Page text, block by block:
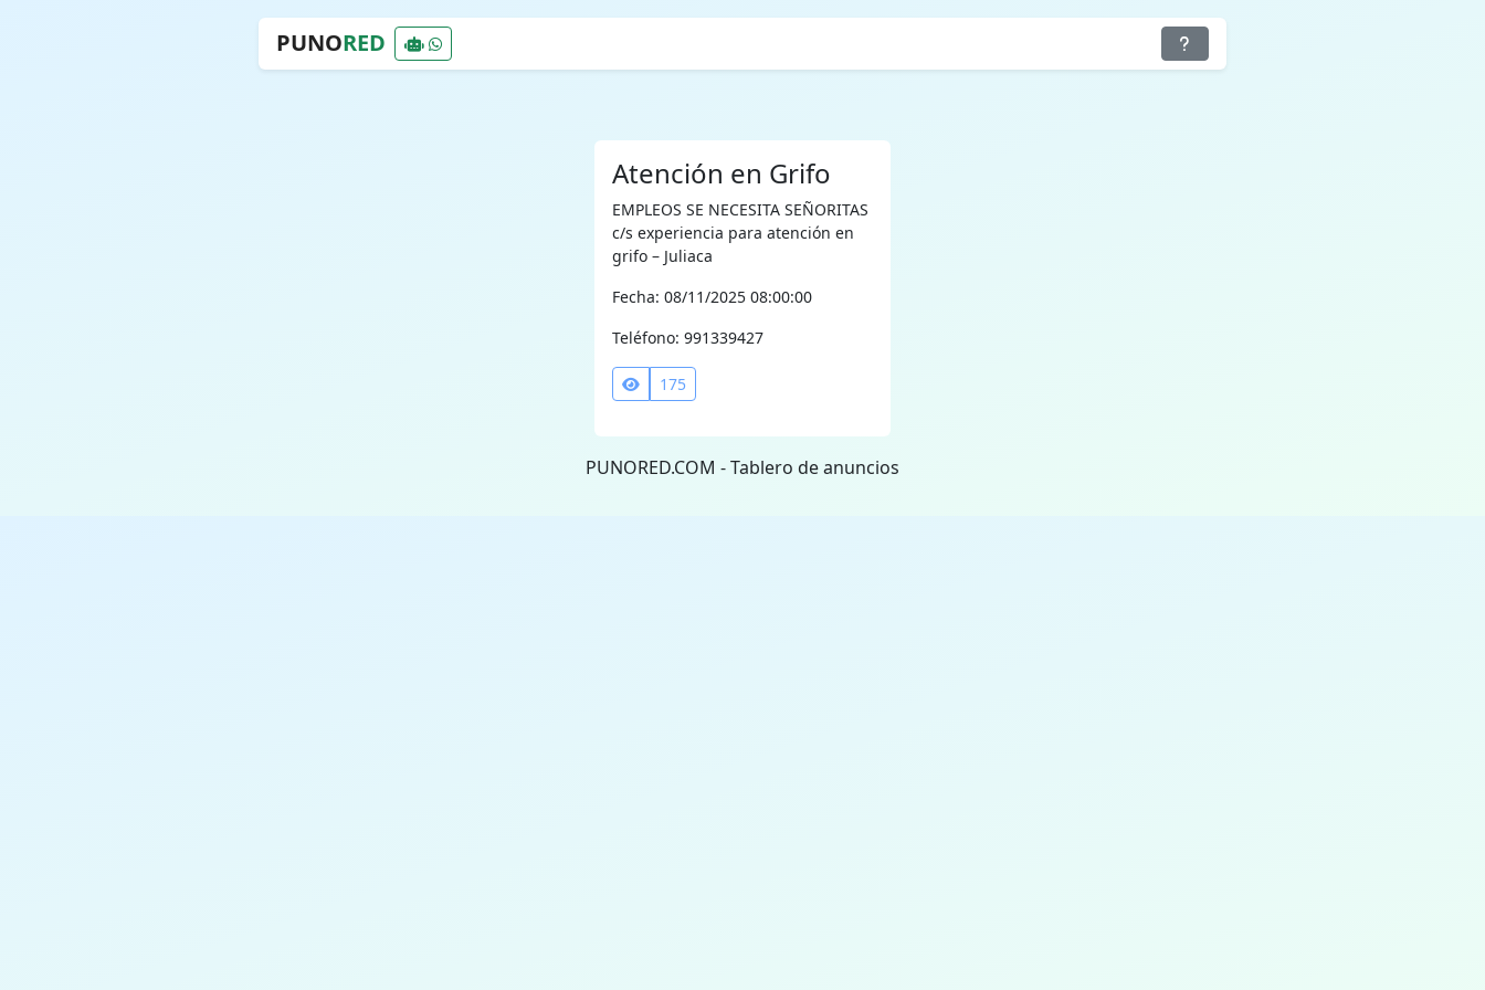
PUNORED
Atención en Grifo
EMPLEOS SE NECESITA SEÑORITAS
c/s experiencia para atención en
grifo – Juliaca
Fecha: 08/11/2025 08:00:00
Teléfono: 991339427
175
PUNORED.COM - Tablero de anuncios